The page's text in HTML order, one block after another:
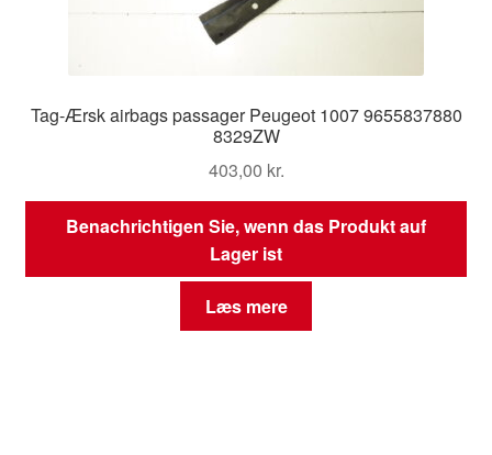
Tag-Ærsk airbags passager Peugeot 1007 9655837880
8329ZW
403,00 kr.
Benachrichtigen Sie, wenn das Produkt auf
Lager ist
Læs mere